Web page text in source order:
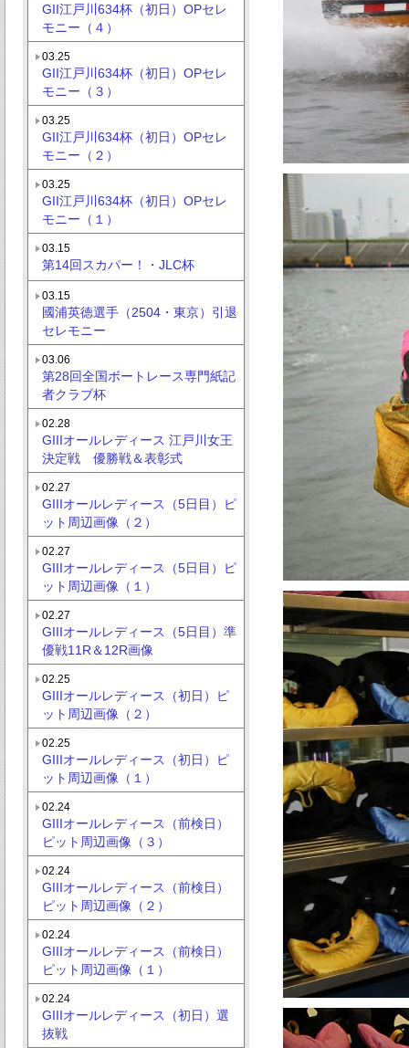
GII江戸川634杯（初日）OPセレ
モニー（４）
03.25
GII江戸川634杯（初日）OPセレ
モニー（３）
03.25
GII江戸川634杯（初日）OPセレ
モニー（２）
03.25
GII江戸川634杯（初日）OPセレ
モニー（１）
03.15
第14回スカパー！・JLC杯
03.15
國浦英徳選手（2504・東京）引退
セレモニー
03.06
第28回全国ボートレース専門紙記
者クラブ杯
02.28
GIIIオールレディース 江戸川女王
決定戦 優勝戦＆表彰式
02.27
GIIIオールレディース（5日目）ピ
ット周辺画像（２）
02.27
GIIIオールレディース（5日目）ピ
ット周辺画像（１）
02.27
GIIIオールレディース（5日目）準
優戦11R＆12R画像
02.25
GIIIオールレディース（初日）ピ
ット周辺画像（２）
02.25
GIIIオールレディース（初日）ピ
ット周辺画像（１）
02.24
GIIIオールレディース（前検日）
ピット周辺画像（３）
02.24
GIIIオールレディース（前検日）
ピット周辺画像（２）
02.24
GIIIオールレディース（前検日）
ピット周辺画像（１）
02.24
GIIIオールレディース（初日）選
抜戦